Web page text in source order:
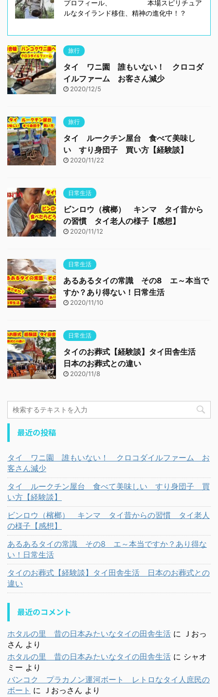
プロフィール、 本場スピリチュア
ルなタイランド移住、精神の進化中！？
旅行
タイ ワニ園 誰もいない！ クロコダ
イルファーム お客さん減少
2020/12/5
旅行
タイ ルークチン屋台 食べて美味し
い すり身団子 買い方【経験談】
2020/11/22
日常生活
ビンロウ（檳榔） キンマ タイ昔から
の習慣 タイ老人の様子【感想】
2020/11/12
日常生活
あるあるタイの常識 その8 エ～本当で
すか？あり得ない！日常生活
2020/11/10
日常生活
タイのお葬式【経験談】タイ田舎生活
日本のお葬式との違い
2020/11/8
最近の投稿
タイ ワニ園 誰もいない！ クロコダイルファーム お
客さん減少
タイ ルークチン屋台 食べて美味しい すり身団子 買
い方【経験談】
ビンロウ（檳榔） キンマ タイ昔からの習慣 タイ老人
の様子【感想】
あるあるタイの常識 その8 エ～本当ですか？あり得な
い！日常生活
タイのお葬式【経験談】タイ田舎生活 日本のお葬式との
違い
最近のコメント
ホタルの里 昔の日本みたいなタイの田舎生活 に Ｊおっ
さん より
ホタルの里 昔の日本みたいなタイの田舎生活 に シャオ
ミー より
バンコク プラカノン運河ボート レトロなタイ人庶民の
ボート に Ｊおっさん より